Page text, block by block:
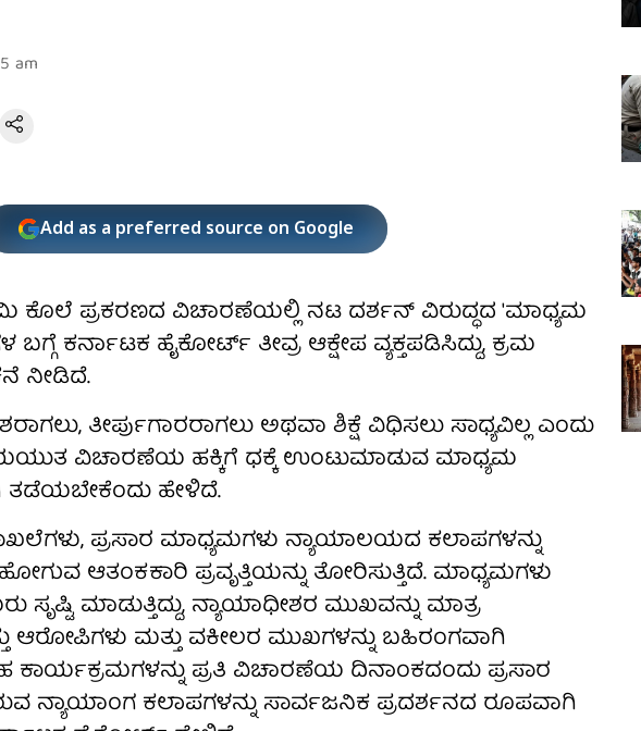
am
Add as a preferred source on Google
ಕೊಲೆ ಪ್ರಕರಣದ ವಿಚಾರಣೆಯಲ್ಲಿ ನಟ ದರ್ಶನ್ ವಿರುದ್ಧದ 'ಮಾಧ್ಯಮ
ಬಗ್ಗೆ ಕರ್ನಾಟಕ ಹೈಕೋರ್ಟ್ ತೀವ್ರ ಆಕ್ಷೇಪ ವ್ಯಕ್ತಪಡಿಸಿದ್ದು, ಕ್ರಮ
ನೀಡಿದೆ.
ತೀರ್ಪುಗಾರರಾಗಲು ಅಥವಾ ಶಿಕ್ಷೆ ವಿಧಿಸಲು ಸಾಧ್ಯವಿಲ್ಲ ಎಂದು
ವಿಚಾರಣೆಯ ಹಕ್ಕಿಗೆ ಧಕ್ಕೆ ಉಂಟುಮಾಡುವ ಮಾಧ್ಯಮ
ತಡೆಯಬೇಕೆಂದು ಹೇಳಿದೆ.
ಪ್ರಸಾರ ಮಾಧ್ಯಮಗಳು ನ್ಯಾಯಾಲಯದ ಕಲಾಪಗಳನ್ನು
ಆತಂಕಕಾರಿ ಪ್ರವೃತ್ತಿಯನ್ನು ತೋರಿಸುತ್ತಿದೆ. ಮಾಧ್ಯಮಗಳು
ಮಾಡುತ್ತಿದ್ದು, ನ್ಯಾಯಾಧೀಶರ ಮುಖವನ್ನು ಮಾತ್ರ
ಆರೋಪಿಗಳು ಮತ್ತು ವಕೀಲರ ಮುಖಗಳನ್ನು ಬಹಿರಂಗವಾಗಿ
ಕಾರ್ಯಕ್ರಮಗಳನ್ನು ಪ್ರತಿ ವಿಚಾರಣೆಯ ದಿನಾಂಕದಂದು ಪ್ರಸಾರ
ನ್ಯಾಯಾಂಗ ಕಲಾಪಗಳನ್ನು ಸಾರ್ವಜನಿಕ ಪ್ರದರ್ಶನದ ರೂಪವಾಗಿ